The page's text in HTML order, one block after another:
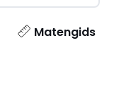
Matengids